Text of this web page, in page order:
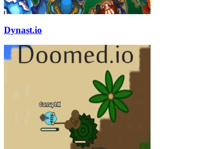
Dynast.io